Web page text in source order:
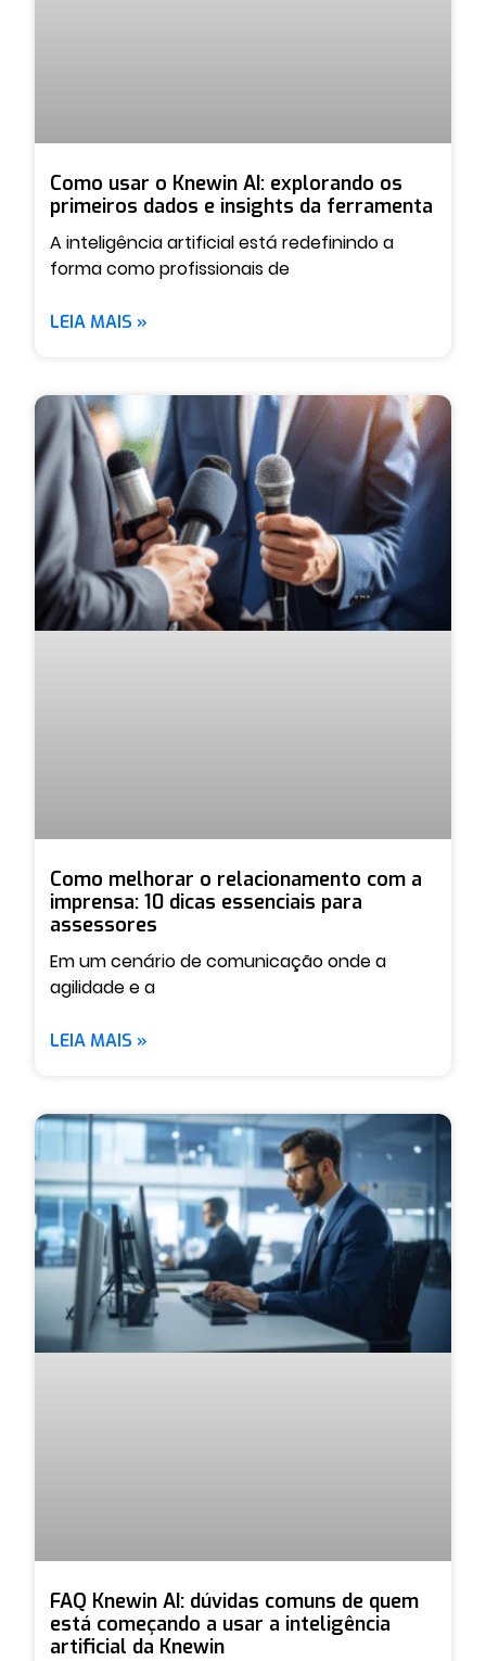
Como usar o Knewin AI: explorando os
primeiros dados e insights da ferramenta
A inteligência artificial está redefinindo a
forma como profissionais de
LEIA MAIS »
Como melhorar o relacionamento com a
imprensa: 10 dicas essenciais para
assessores
Em um cenário de comunicação onde a
agilidade e a
LEIA MAIS »
FAQ Knewin AI: dúvidas comuns de quem
está começando a usar a inteligência
artificial da Knewin